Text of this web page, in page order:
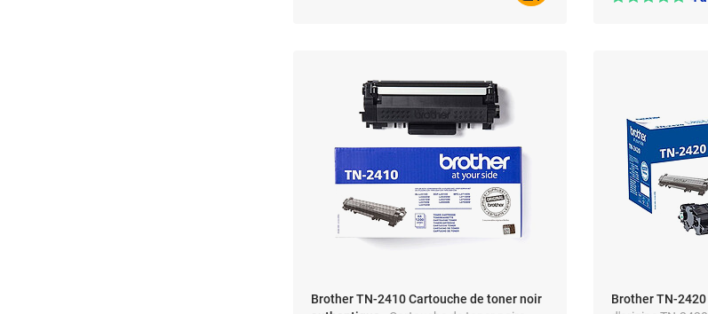
Brother TN-2410 Cartouche de toner noir
Brother TN-